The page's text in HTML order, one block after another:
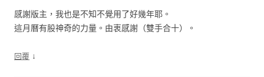
感謝版主，我也是不知不覺用了好幾年耶。
這月曆有股神奇的力量。由衷感謝（雙手合十）。
回覆 ↓